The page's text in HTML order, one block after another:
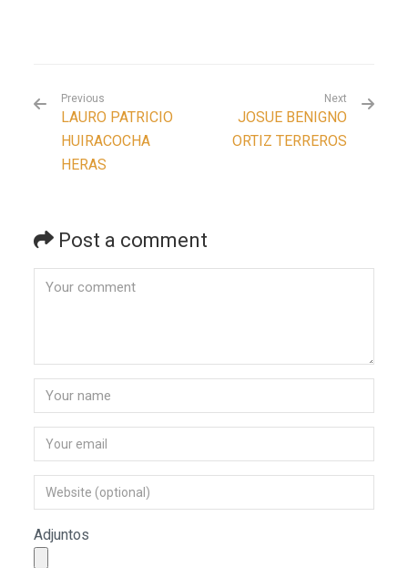
Previous
LAURO PATRICIO
HUIRACOCHA
HERAS
Next
JOSUE BENIGNO
ORTIZ TERREROS
Post a comment
Adjuntos